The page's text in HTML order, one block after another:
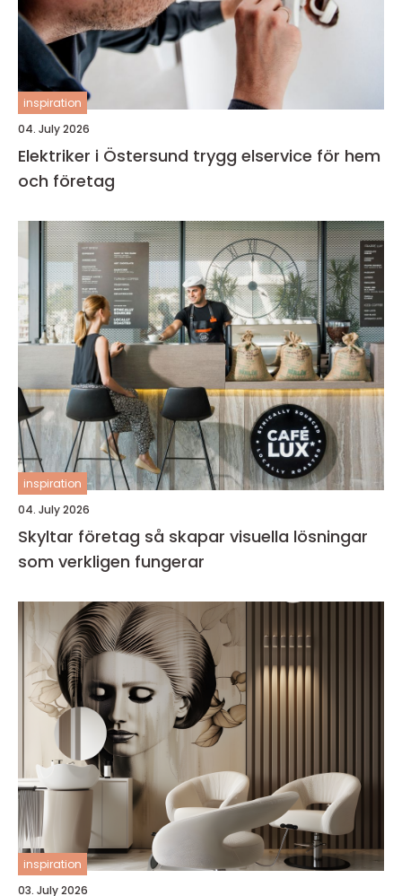
inspiration
04. July 2026
Elektriker i Östersund trygg elservice för hem
och företag
inspiration
04. July 2026
Skyltar företag så skapar visuella lösningar
som verkligen fungerar
inspiration
03. July 2026